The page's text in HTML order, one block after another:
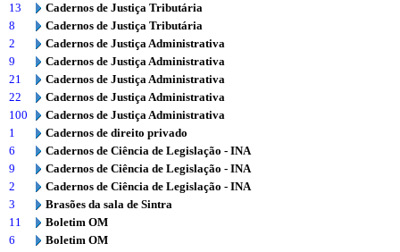
13
Cadernos de Justiça Tributária
8
Cadernos de Justiça Tributária
2
Cadernos de Justiça Administrativa
9
Cadernos de Justiça Administrativa
21
Cadernos de Justiça Administrativa
22
Cadernos de Justiça Administrativa
100
Cadernos de Justiça Administrativa
1
Cadernos de direito privado
6
Cadernos de Ciência de Legislação - INA
9
Cadernos de Ciência de Legislação - INA
2
Cadernos de Ciência de Legislação - INA
3
Brasões da sala de Sintra
11
Boletim OM
6
Boletim OM